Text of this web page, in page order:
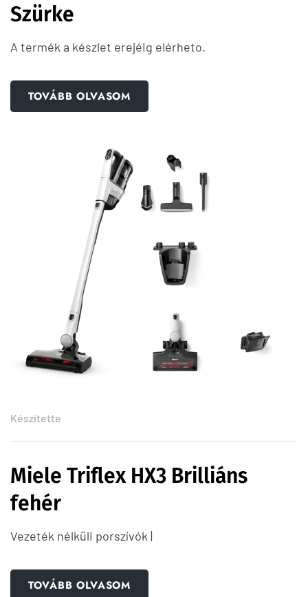
Szürke
A termék a készlet erejéig elérheto.
TOVÁBB OLVASOM
Készítette
Miele Triflex HX3 Brilliáns
fehér
Vezeték nélküli porszívók |
TOVÁBB OLVASOM